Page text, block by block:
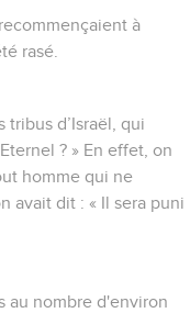
à
rasé.
tribus d’Israël, qui
? » En effet, on
homme qui ne
avait dit : « Il sera puni
au nombre d'environ